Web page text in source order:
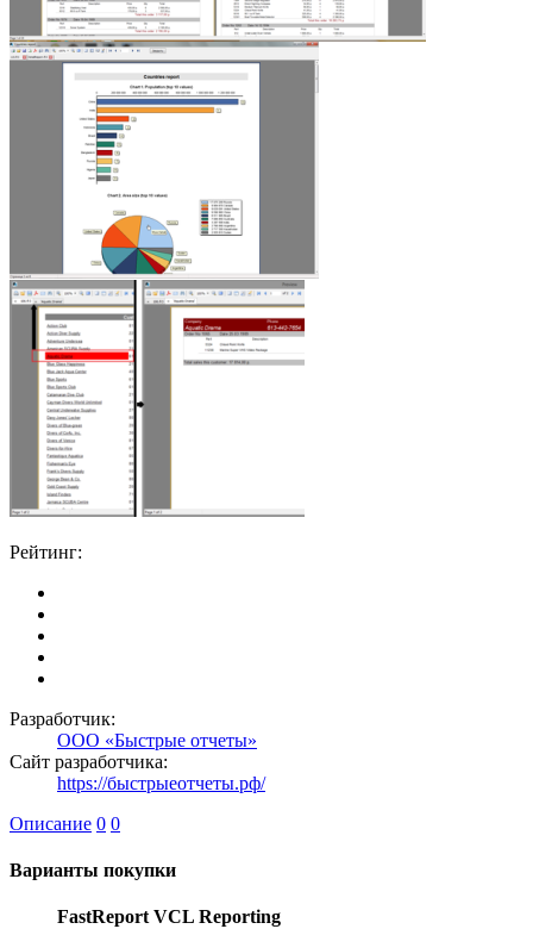
Рейтинг:
Разработчик:
ООО «Быстрые отчеты»
Сайт разработчика:
https://быстрыеотчеты.рф/
Описание 0 0
Варианты покупки
FastReport VCL Reporting